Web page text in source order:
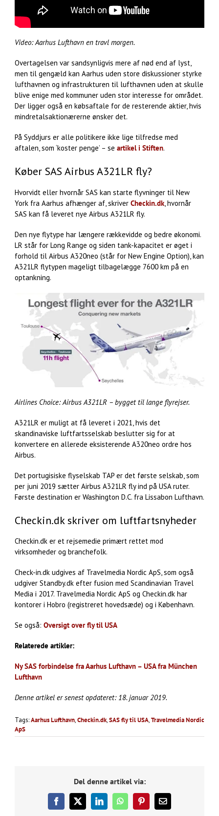
Video: Aarhus Lufthavn en travl morgen.
Overtagelsen var sandsynligvis mere af nød end af lyst,
men til gengæld kan Aarhus uden store diskussioner styrke
lufthavnen og infrastrukturen til lufthavnen uden at skulle
blive enige med kommuner uden stor interesse for området.
Der ligger også en købsaftale for de resterende aktier, hvis
mindretalsaktionærerne ønsker det.
På Syddjurs er alle politikere ikke lige tilfredse med
aftalen, som ‘koster penge’ – se artikel i Stiften.
Køber SAS Airbus A321LR fly?
Hvorvidt eller hvornår SAS kan starte flyvninger til New
York fra Aarhus afhænger af, skriver Checkin.dk , hvornår
SAS kan få leveret nye Airbus A321LR fly.
Den nye flytype har længere rækkevidde og bedre økonomi.
LR står for Long Range og siden tank-kapacitet er øget i
forhold til Airbus A320neo (står for New Engine Option), kan
A321LR flytypen mageligt tilbagelægge 7600 km på en
optankning.
Airlines Choice: Airbus A321LR – bygget til lange flyrejser.
A321LR er muligt at få leveret i 2021, hvis det
skandinaviske luftfartsselskab beslutter sig for at
konvertere en allerede eksisterende A320neo ordre hos
Airbus.
Det portugisiske flyselskab TAP er det første selskab, som
per juni 2019 sætter Airbus A321LR fly ind på USA ruter.
Første destination er Washington D.C. fra Lissabon Lufthavn.
Checkin.dk skriver om luftfartsnyheder
Checkin.dk er et rejsemedie primært rettet mod
virksomheder og branchefolk.
Check-in.dk udgives af Travelmedia Nordic ApS, som også
udgiver Standby.dk efter fusion med Scandinavian Travel
Media i 2017. Travelmedia Nordic ApS og Checkin.dk har
kontorer i Hobro (registreret hovedsæde) og i København.
Se også: Oversigt over fly til USA
Relaterede artikler:
Ny SAS forbindelse fra Aarhus Lufthavn – USA fra München
Lufthavn
Denne artikel er senest opdateret: 18. januar 2019.
Tags:Aarhus Lufthavn,Checkin.dk,SAS fly til USA,Travelmedia Nordic
ApS
Del denne artikel via:
Facebook
X LinkedInWhatsAppPinterest
E-